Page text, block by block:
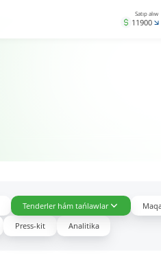
Satıp alıw
11900
Tenderler hám tańlawlar
Press-kit Analitika